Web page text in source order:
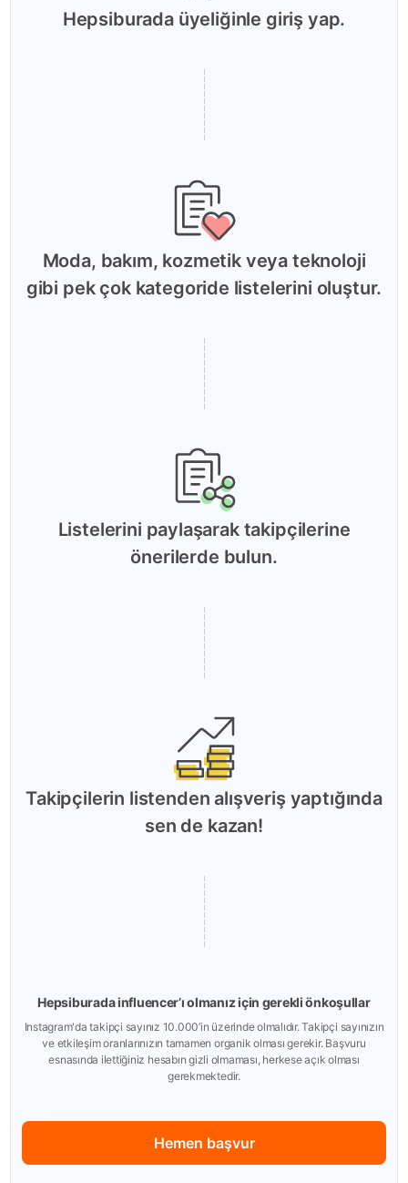
Hepsiburada üyeliğinle giriş yap.
Moda, bakım, kozmetik veya teknoloji
gibi pek çok kategoride listelerini oluştur.
Listelerini paylaşarak takipçilerine
önerilerde bulun.
Takipçilerin listenden alışveriş yaptığında
sen de kazan!
Hepsiburada influencer’ı olmanız için gerekli önkoşullar
Instagram'da takipçi sayınız 10.000’in üzerinde olmalıdır. Takipçi sayınızın
ve etkileşim oranlarınızın tamamen organik olması gerekir. Başvuru
esnasında ilettiğiniz hesabın gizli olmaması, herkese açık olması
gerekmektedir.
Hemen başvur